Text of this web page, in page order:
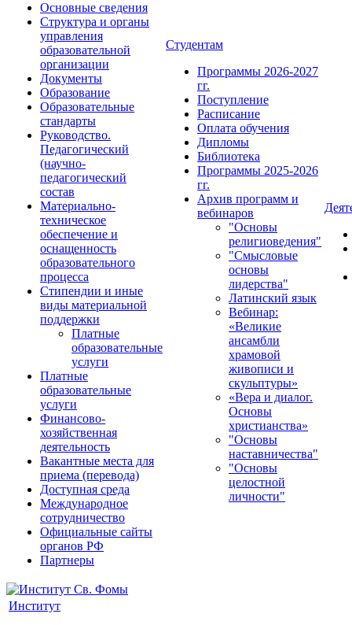
Основные сведения
Структура и органы
управления
образовательной
организации
Документы
Образование
Образовательные
стандарты
Руководство.
Педагогический
(научно-
педагогический
состав
Материально-
техническое
обеспечение и
оснащенность
образовательного
процесса
Стипендии и иные
виды материальной
поддержки
Платные
образовательные
услуги
Платные
образовательные
услуги
Финансово-
хозяйственная
деятельность
Вакантные места для
приема (перевода)
Доступная среда
Международное
сотрудничество
Официальные сайты
органов РФ
Партнеры
Студентам
Программы 2026-2027
гг.
Поступление
Расписание
Оплата обучения
Дипломы
Библиотека
Программы 2025-2026
гг.
Архив программ и
вебинаров
"Основы
религиоведения"
"Смысловые
основы
лидерства"
Латинский язык
Вебинар:
«Великие
ансамбли
храмовой
живописи и
скульптуры»
«Вера и диалог.
Основы
христианства»
"Основы
наставничества"
"Основы
целостной
личности"
Институт